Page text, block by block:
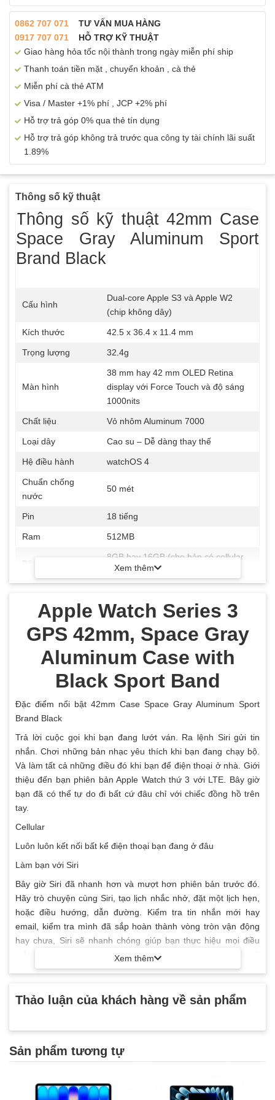
0862 707 071
TƯ VẤN MUA HÀNG
0917 707 071
HỖ TRỢ KỸ THUẬT
Giao hàng hỏa tốc nội thành trong ngày miễn phí ship
Thanh toán tiền mặt , chuyển khoản , cà thẻ
Miễn phí cà thẻ ATM
Visa / Master +1% phí , JCP +2% phí
Hỗ trợ trả góp 0% qua thẻ tín dụng
Hỗ trợ trả góp không trả trước qua công ty tài chính lãi suất
1.89%
Thông số kỹ thuật
Thông số kỹ thuật 42mm Case
Space Gray Aluminum Sport
Brand Black
Cấu hình
Dual-core Apple S3 và Apple W2
(chip không dây)
Kích thước 42.5 x 36.4 x 11.4 mm
Trọng lượng 32.4g
Màn hình
38 mm hay 42 mm OLED Retina
display với Force Touch và độ sáng
1000nits
Chất liệu Vỏ nhôm Aluminum 7000
Loại dây Cao su – Dễ dàng thay thế
Hệ điều hành watchOS 4
Chuẩn chống
nước
50 mét
Pin 18 tiếng
Ram 512MB
Bộ nhớ trong
8GB hay 16GB (cho bản có cellular
hay eSim)
Tính năng
Microphone
Nhận thông báo
từ xa thông qua
Wi-FI
Khả năng đàm
thoại trên đồng hồ
Trả lời tin nhắn
bằng giọng nói
thành văn bản
thông qua chợ
ứng dụng tích hợp
Cảm biến
Ambient light
sensor (Cảm biến
ánh sáng)
Gyroscope (Con
Accelerometer
Barometric
biến đo áp xuất
Xem thêm
Apple Watch Series 3
GPS 42mm, Space Gray
Aluminum Case with
Black Sport Band
Đặc điểm nổi bật 42mm Case Space Gray Aluminum Sport
Brand Black
Trả lời cuộc gọi khi bạn đang lướt ván. Ra lệnh Siri gửi tin
nhắn. Chơi những bản nhạc yêu thích khi bạn đang chạy bộ.
Và làm tất cả những điều đó khi bạn để điện thoại ở nhà. Giới
thiệu đến bạn phiên bản Apple Watch thứ 3 với LTE. Bây giờ
bạn đã có thể tự do đi bất cứ đâu chỉ với chiếc đồng hồ trên
tay.
Cellular
Luôn luôn kết nối bất kể điện thoại bạn đang ở đâu
Làm bạn với Siri
Bây giờ Siri đã nhanh hơn và mượt hơn phiên bản trước đó.
Hãy trò chuyện cùng Siri, tạo lịch nhắc nhở, đặt một lịch hẹn,
hoặc điều hướng, dẫn đường. Kiểm tra tin nhắn mới hay
email, kiểm tra mình đã sắp hoàn thành vòng tròn vận động
hay chưa, Siri sẽ nhanh chóng giúp bạn thực hiệu mọi điều
một cách dễ dàng – chỉ cần đưa đồng hồ lên, nói Hey Siri và
bắt đầu đưa ra yêu cầu.
Nhận thông báo tức thì
bạn, nhận tin nhắn, nhận cuộc gọi. Apple Watch Series 3 sẽ
luôn giúp bạn được cập nhật tin tức, kết nối liên tục trong
mạnh mẽ hơn sẽ giúp việc chạy ứng dụng cũng như các hiệu
Xem thêm
Thảo luận của khách hàng về sản phẩm
Sản phẩm tương tự